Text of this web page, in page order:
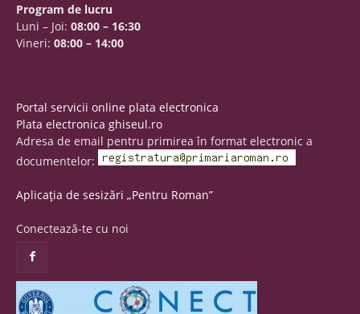
Program de lucru
Luni – Joi: 08:00 – 16:30
Vineri: 08:00 – 14:00
Portal servicii online plata electronica
Plata electronica ghiseul.ro
Adresa de email pentru primirea în format electronic a
documentelor:
Aplicația de sesizări „Pentru Roman”
Conectează-te cu noi